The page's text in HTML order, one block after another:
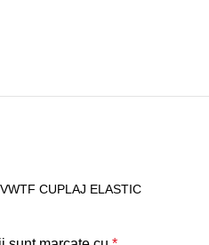
CUPLAJ ELASTIC